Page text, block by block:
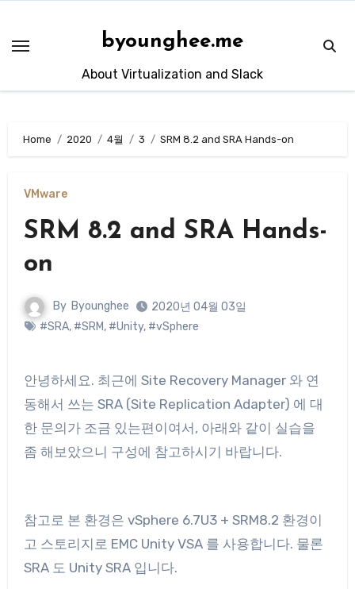
content
byounghee.me
About Virtualization and Slack
Home 2020 4월 3 SRM 8.2 and SRA Hands-on
VMware
SRM 8.2 and SRA Hands-
on
By Byounghee
2020년 04월 03일
#SRA, #SRM, #Unity, #vSphere
안녕하세요. 최근에 Site Recovery Manager 와 연
동해서 쓰는 SRA (Site Replication Adapter) 에 대
한 문의가 조금 있는편이여서, 아래와 같이 실습을
좀 해보았으니 구성에 참고하시기 바랍니다.
참고로 본 환경은 vSphere 6.7U3 + SRM8.2 환경이
고 스토리지로 EMC Unity VSA 를 사용합니다. 물론
SRA 도 Unity SRA 입니다.